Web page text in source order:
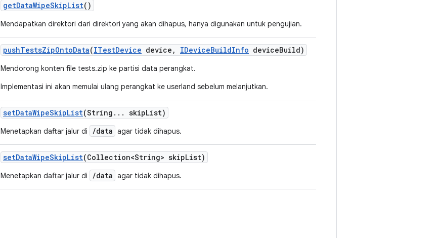
getDataWipeSkipList()
Mendapatkan direktori dari direktori yang akan dihapus, hanya digunakan untuk pengujian.
pushTestsZipOntoData(ITestDevice device , IDeviceBuildInfo deviceBuild)
Mendorong konten file tests.zip ke partisi data perangkat.
Implementasi ini akan memulai ulang perangkat ke userland sebelum melanjutkan.
setDataWipeSkipList(String . . . skipList)
Menetapkan daftar jalur di /data agar tidak dihapus.
setDataWipeSkipList(Collection<String> skipList)
Menetapkan daftar jalur di /data agar tidak dihapus.